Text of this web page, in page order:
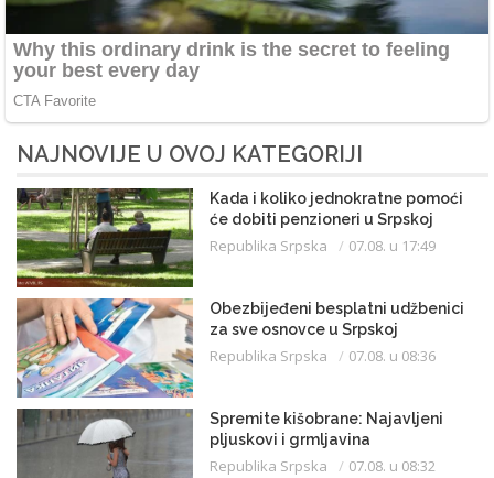
NAJNOVIJE U OVOJ KATEGORIJI
Kada i koliko jednokratne pomoći
će dobiti penzioneri u Srpskoj
Republika Srpska 07.08. u 17:49
Obezbijeđeni besplatni udžbenici
za sve osnovce u Srpskoj
Republika Srpska 07.08. u 08:36
Spremite kišobrane: Najavljeni
pljuskovi i grmljavina
Republika Srpska 07.08. u 08:32